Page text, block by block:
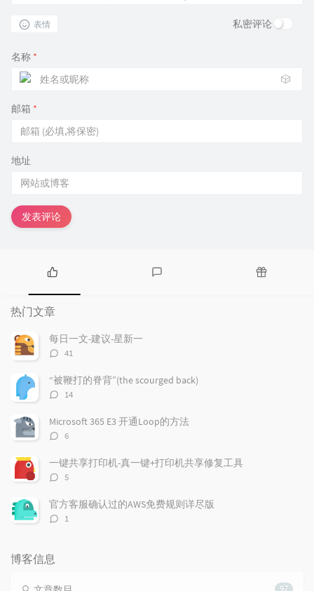
表情 私密评论
名称 *
🎲
邮箱 *
地址
发表评论
热
门
文
章
热门文章
每日一文-建议-星新一
评
数：
41
“被鞭打的脊背”(the scourged back)
评
数：
14
Microsoft 365 E3 开通Loop的方法
评
数：
6
一键共享打印机-真一键+打印机共享修复工具
评
数：
5
官方客服确认过的AWS免费规则详尽版
评1
博客信息
97